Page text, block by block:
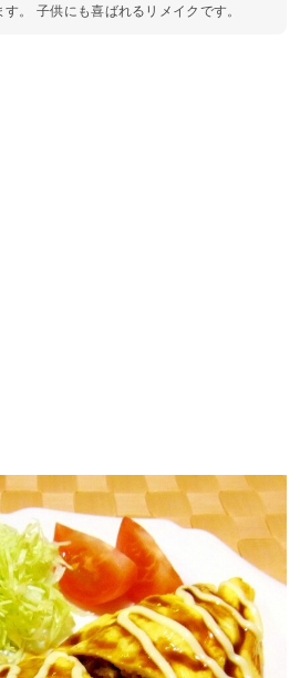
す。 子供にも喜ばれるリメイクです。